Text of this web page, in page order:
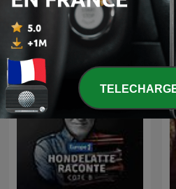
L’heure du crime : les
archives de Jacques
Pradel